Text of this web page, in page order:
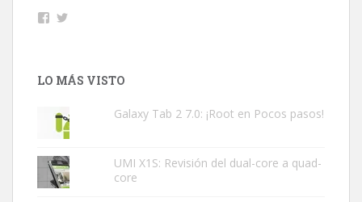
Facebook
LO MÁS VISTO
Galaxy Tab 2 7.0: ¡Root en Pocos pasos!
UMI X1S: Revisión del dual-core a quad-
core